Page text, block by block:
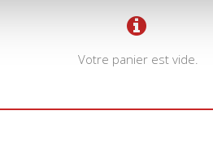
Votre panier est vide.